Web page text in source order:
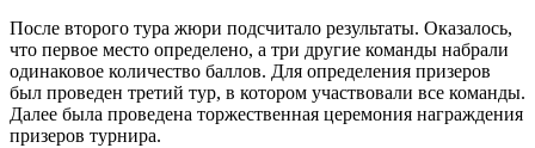
После второго тура жюри подсчитало результаты. Оказалось,
что первое место определено, а три другие команды набрали
одинаковое количество баллов. Для определения призеров
был проведен третий тур, в котором участвовали все команды.
Далее была проведена торжественная церемония награждения
призеров турнира.